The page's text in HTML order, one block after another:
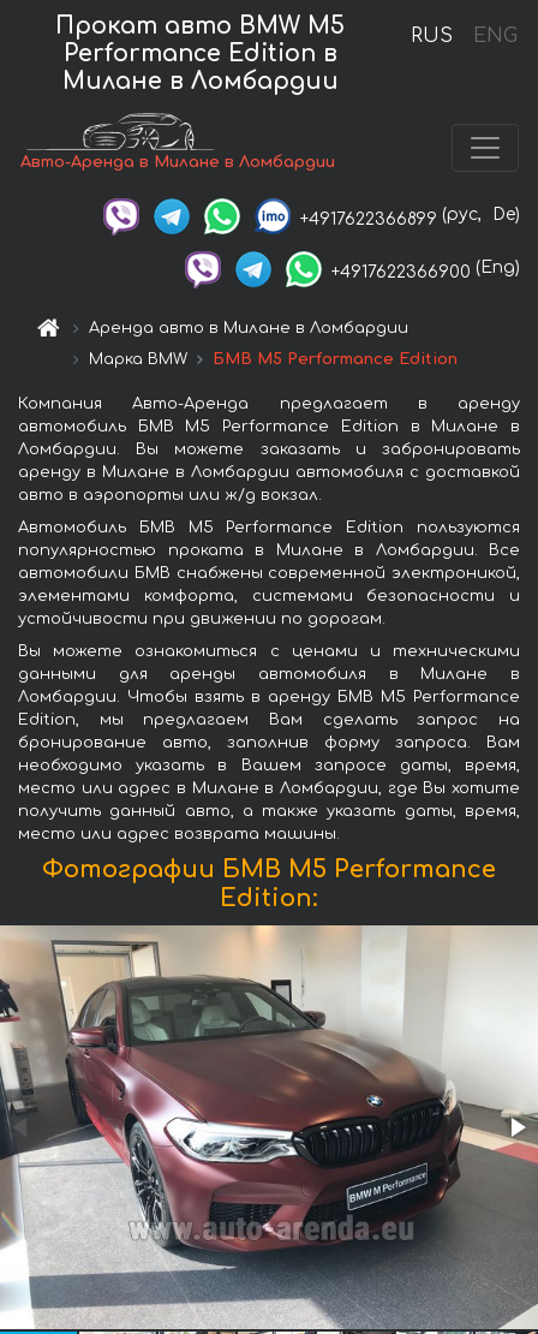
RUS ENG
Прокат авто BMW M5
Performance Edition в
Милане в Ломбардии
Авто-Аренда в Милане в Ломбардии
+4917622366899 (рус, De)
+4917622366900 (Eng)
Аренда авто в Милане в Ломбардии
Марка BMW
БМВ M5 Performance Edition
Компания Авто-Аренда предлагает в аренду
автомобиль БМВ M5 Performance Edition в Милане в
Ломбардии. Вы можете заказать и забронировать
аренду в Милане в Ломбардии автомобиля с доставкой
авто в аэропорты или ж/д вокзал.
Автомобиль БМВ M5 Performance Edition пользуются
популярностью проката в Милане в Ломбардии. Все
автомобили БМВ снабжены современной электроникой,
элементами комфорта, системами безопасности и
устойчивости при движении по дорогам.
Вы можете ознакомиться с ценами и техническими
данными для аренды автомобиля в Милане в
Ломбардии. Чтобы взять в аренду БМВ M5 Performance
Edition, мы предлагаем Вам сделать запрос на
бронирование авто, заполнив форму запроса. Вам
необходимо указать в Вашем запросе даты, время,
место или адрес в Милане в Ломбардии, где Вы хотите
получить данный авто, а также указать даты, время,
место или адрес возврата машины.
Фотографии БМВ M5 Performance
Edition: